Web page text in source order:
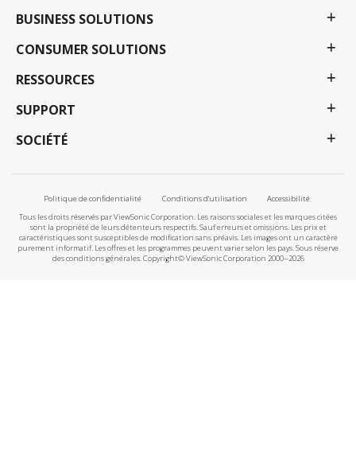
BUSINESS SOLUTIONS
CONSUMER SOLUTIONS
RESSOURCES
SUPPORT
SOCIÉTÉ
Politique de confidentialité Conditions d'utilisation
Accessibilité
Tous les droits réservés par ViewSonic Corporation. Les raisons sociales et les marques citées
sont la propriété de leurs détenteurs respectifs. Sauf erreurs et omissions. Les prix et
caractéristiques sont susceptibles de modification sans préavis. Les images ont un caractère
purement informatif. Les offres et les programmes peuvent varier selon les pays. Sous réserve
des conditions générales. Copyright© ViewSonic Corporation 2000--2026